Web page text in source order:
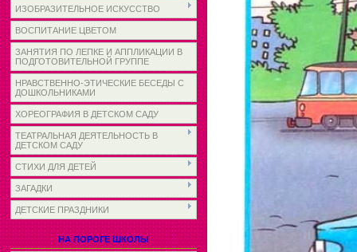
ИЗОБРАЗИТЕЛЬНОЕ ИСКУССТВО
ВОСПИТАНИЕ ЦВЕТОМ
ЗАНЯТИЯ ПО ЛЕПКЕ И АППЛИКАЦИИ В
ПОДГОТОВИТЕЛЬНОЙ ГРУППЕ
НРАВСТВЕННО-ЭТИЧЕСКИЕ БЕСЕДЫ С
ДОШКОЛЬНИКАМИ
ХОРЕОГРАФИЯ В ДЕТСКОМ САДУ
ТЕАТРАЛЬНАЯ ДЕЯТЕЛЬНОСТЬ В
ДЕТСКОМ САДУ
СТИХИ ДЛЯ ДЕТЕЙ
ЗАГАДКИ
ДЕТСКИЕ ПРАЗДНИКИ
НА ПОРОГЕ ШКОЛЫ